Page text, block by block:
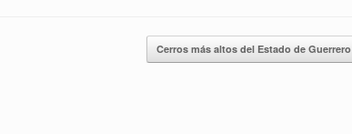
Cerros más altos del Estado de Guerrero